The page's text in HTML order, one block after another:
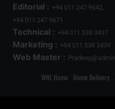
Editorial : +94 011 247 9642,
+94 011 247 9671
Technical : +94 011 538 3437
Marketing : +94 011 538 3439
Web Master :
WNL Home Home Delivery